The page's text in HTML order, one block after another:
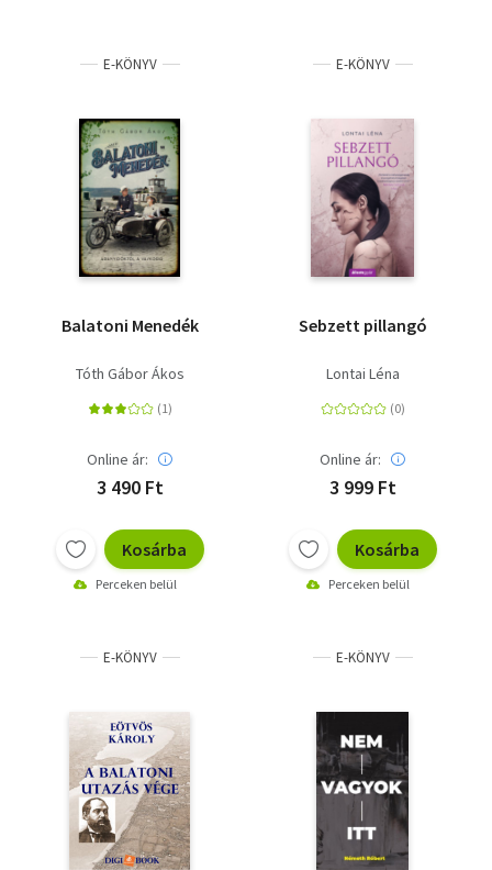
E-KÖNYV
Balatoni Menedék
Tóth Gábor Ákos
Online ár:
3 490 Ft
Kosárba
Perceken belül
E-KÖNYV
Sebzett pillangó
Lontai Léna
Online ár:
3 999 Ft
Kosárba
Perceken belül
E-KÖNYV E-KÖNYV